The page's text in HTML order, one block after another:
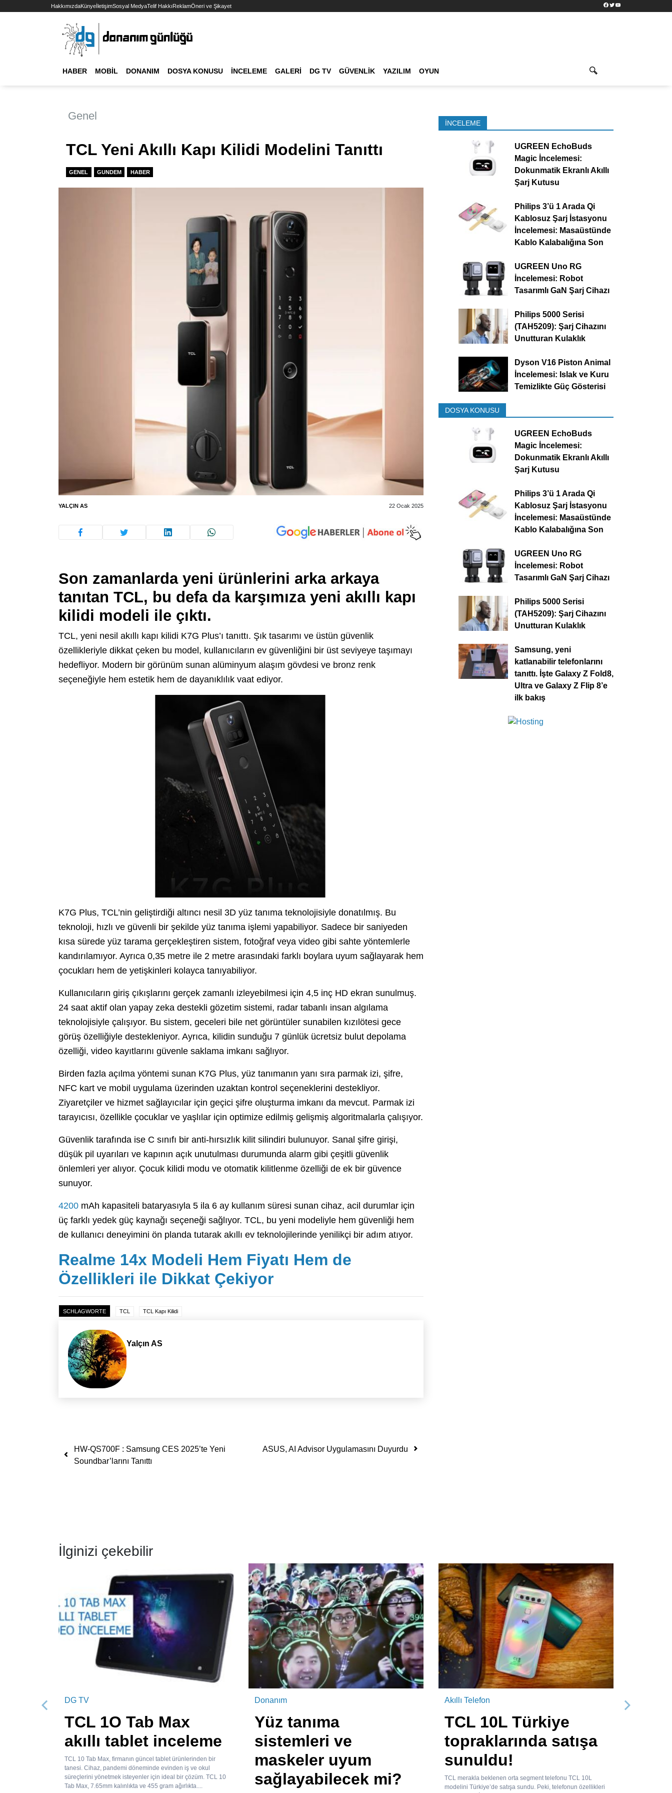
HakkımızdaKünyeİletişimSosyal MedyaTelif HakkıReklamÖneri ve Şikayet Facebook
TwitterYouTube
HABER MOBIL DONANIM DOSYA KONUSU İNCELEME GALERI DG TV GÜVENLIK YAZILIM OYUN
Genel
TCL Yeni Akıllı Kapı Kilidi Modelini Tanıttı
GENEL GUNDEM HABER
YALÇIN AS 22 Ocak 2025
Son zamanlarda yeni ürünlerini arka arkaya
tanıtan TCL, bu defa da karşımıza yeni akıllı kapı
kilidi modeli ile çıktı.
TCL, yeni nesil akıllı kapı kilidi K7G Plus’ı tanıttı. Şık tasarımı ve üstün güvenlik
özellikleriyle dikkat çeken bu model, kullanıcıların ev güvenliğini bir üst seviyeye taşımayı
hedefliyor. Modern bir görünüm sunan alüminyum alaşım gövdesi ve bronz renk
seçeneğiyle hem estetik hem de dayanıklılık vaat ediyor.
K7G Plus, TCL’nin geliştirdiği altıncı nesil 3D yüz tanıma teknolojisiyle donatılmış. Bu
teknoloji, hızlı ve güvenli bir şekilde yüz tanıma işlemi yapabiliyor. Sadece bir saniyeden
kısa sürede yüz tarama gerçekleştiren sistem, fotoğraf veya video gibi sahte yöntemlerle
kandırılamıyor. Ayrıca 0,35 metre ile 2 metre arasındaki farklı boylara uyum sağlayarak hem
çocukları hem de yetişkinleri kolayca tanıyabiliyor.
Kullanıcıların giriş çıkışlarını gerçek zamanlı izleyebilmesi için 4,5 inç HD ekran sunulmuş.
24 saat aktif olan yapay zeka destekli gözetim sistemi, radar tabanlı insan algılama
teknolojisiyle çalışıyor. Bu sistem, geceleri bile net görüntüler sunabilen kızılötesi gece
görüş özelliğiyle destekleniyor. Ayrıca, kilidin sunduğu 7 günlük ücretsiz bulut depolama
özelliği, video kayıtlarını güvenle saklama imkanı sağlıyor.
Birden fazla açılma yöntemi sunan K7G Plus, yüz tanımanın yanı sıra parmak izi, şifre,
NFC kart ve mobil uygulama üzerinden uzaktan kontrol seçeneklerini destekliyor.
Ziyaretçiler ve hizmet sağlayıcılar için geçici şifre oluşturma imkanı da mevcut. Parmak izi
tarayıcısı, özellikle çocuklar ve yaşlılar için optimize edilmiş gelişmiş algoritmalarla çalışıyor.
Güvenlik tarafında ise C sınıfı bir anti-hırsızlık kilit silindiri bulunuyor. Sanal şifre girişi,
düşük pil uyarıları ve kapının açık unutulması durumunda alarm gibi çeşitli güvenlik
önlemleri yer alıyor. Çocuk kilidi modu ve otomatik kilitlenme özelliği de ek bir güvence
sunuyor.
4200 mAh kapasiteli bataryasıyla 5 ila 6 ay kullanım süresi sunan cihaz, acil durumlar için
üç farklı yedek güç kaynağı seçeneği sağlıyor. TCL, bu yeni modeliyle hem güvenliği hem
de kullanıcı deneyimini ön planda tutarak akıllı ev teknolojilerinde yenilikçi bir adım atıyor.
Realme 14x Modeli Hem Fiyatı Hem de
Özellikleri ile Dikkat Çekiyor
SCHLAGWORTE TCL TCL Kapı Kilidi
Yalçın AS
Yazı dolaşımı
HW-QS700F : Samsung CES 2025’te Yeni
Soundbar’larını Tanıttı
ASUS, AI Advisor Uygulamasını Duyurdu
İNCELEME
UGREEN EchoBuds
Magic İncelemesi:
Dokunmatik Ekranlı Akıllı
Şarj Kutusu
Philips 3’ü 1 Arada Qi
Kablosuz Şarj İstasyonu
İncelemesi: Masaüstünde
Kablo Kalabalığına Son
UGREEN Uno RG
İncelemesi: Robot
Tasarımlı GaN Şarj Cihazı
Philips 5000 Serisi
(TAH5209): Şarj Cihazını
Unutturan Kulaklık
Dyson V16 Piston Animal
İncelemesi: Islak ve Kuru
Temizlikte Güç Gösterisi
DOSYA KONUSU
UGREEN EchoBuds
Magic İncelemesi:
Dokunmatik Ekranlı Akıllı
Şarj Kutusu
Philips 3’ü 1 Arada Qi
Kablosuz Şarj İstasyonu
İncelemesi: Masaüstünde
Kablo Kalabalığına Son
UGREEN Uno RG
İncelemesi: Robot
Tasarımlı GaN Şarj Cihazı
Philips 5000 Serisi
(TAH5209): Şarj Cihazını
Unutturan Kulaklık
Samsung, yeni
katlanabilir telefonlarını
tanıttı. İşte Galaxy Z Fold8,
Ultra ve Galaxy Z Flip 8’e
ilk bakış
İlginizi çekebilir
DG TV
TCL 1O Tab Max
akıllı tablet inceleme
TCL 10 Tab Max, firmanın güncel tablet ürünlerinden bir
tanesi. Cihaz, pandemi döneminde evinden iş ve okul
süreçlerini yönetmek isteyenler için ideal bir çözüm. TCL 10
Tab Max, 7.65mm kalınlıkta ve 455 gram ağırlıkta....
Donanım
Yüz tanıma
sistemleri ve
maskeler uyum
sağlayabilecek mi?
Akıllı Telefon
TCL 10L Türkiye
topraklarında satışa
sunuldu!
TCL merakla beklenen orta segment telefonu TCL 10L
modelini Türkiye’de satışa sundu. Peki, telefonun özellikleri
Önceki Sonraki